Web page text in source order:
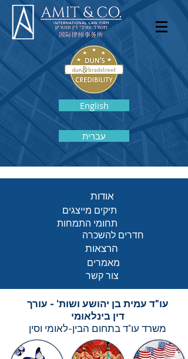
English
עברית
אודות
תיקים מייצגים
תחומי התמחות
חדרים להשכרה
הרצאות
מאמרים
צור קשר
עו"ד עמית בן יהושע ושות' - עורך
דין בינלאומי
משרד עו"ד בתחום הבין-לאומי וסין